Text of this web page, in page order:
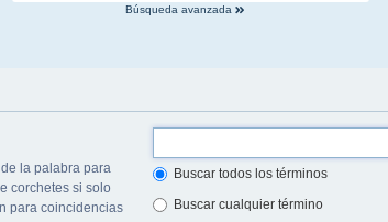
Búsqueda avanzada
la palabra para
corchetes si solo
para coincidencias
Buscar todos los términos
Buscar cualquier término